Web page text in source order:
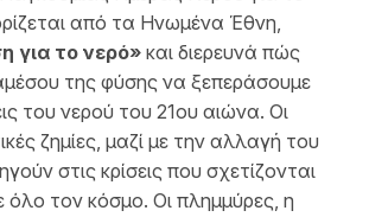
από τα Ηνωμένα Έθνη,
για το νερό»και διερευνά πώς
της φύσης να ξεπεράσουμε
του νερού του 21ου αιώνα. Οι
ζημίες, μαζί με την αλλαγή του
στις κρίσεις που σχετίζονται
όλο τον κόσμο. Οι πλημμύρες, η